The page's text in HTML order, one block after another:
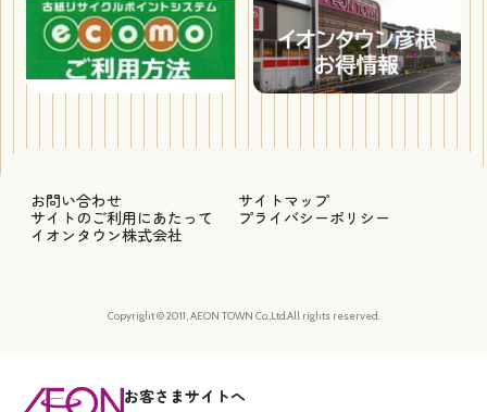
お問い合わせ
サイトマップ
サイトのご利用にあたって
プライバシーポリシー
イオンタウン株式会社
Copyright © 2011, AEON TOWN Co.,Ltd.All rights reserved.
お客さまサイトへ